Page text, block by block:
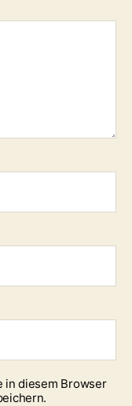
in diesem Browser